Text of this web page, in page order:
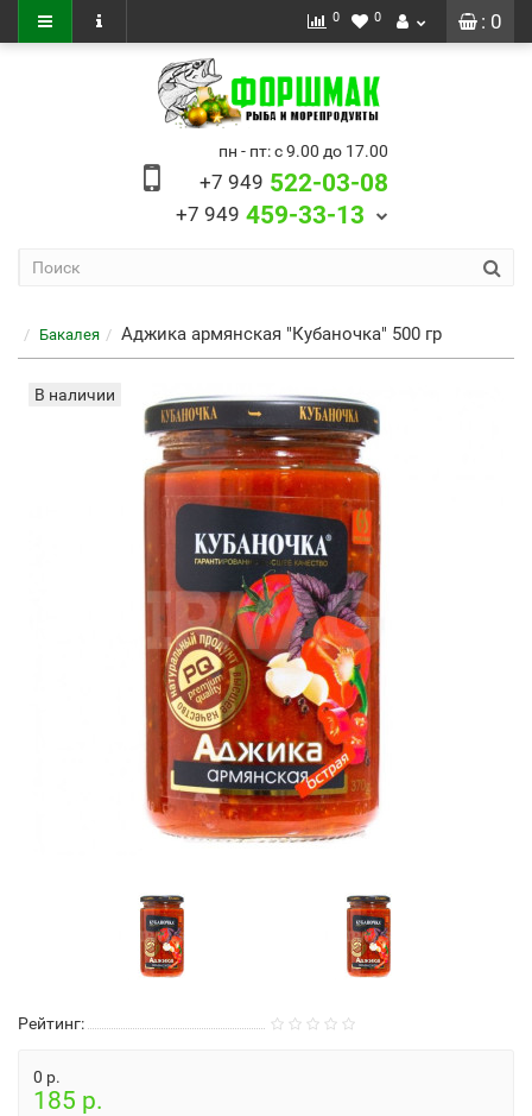
: 0
0 0
пн - пт: с 9.00 до 17.00
+7 949 522-03-08
+7 949 459-33-13
Бакалея Аджика армянская "Кубаночка" 500 гр
В наличии
Рейтинг:
0 р.
185 р.